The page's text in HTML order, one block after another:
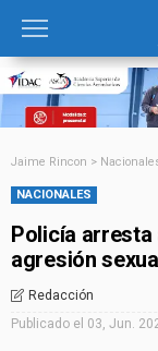
Jaime Rincon >
NACIONALES
Policía arresta
agresión
Redacción
Publicado el 03, Jun.